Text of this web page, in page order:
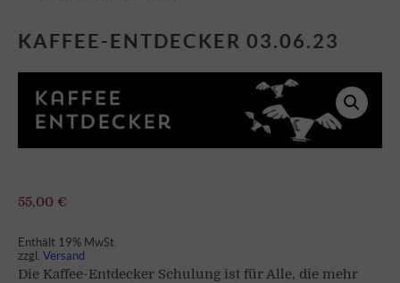
KAFFEE-ENTDECKER 03.06.23
55,00 €
Enthält 19% MwSt.
zzgl. Versand
Die Kaffee-Entdecker Schulung ist für Alle, die mehr